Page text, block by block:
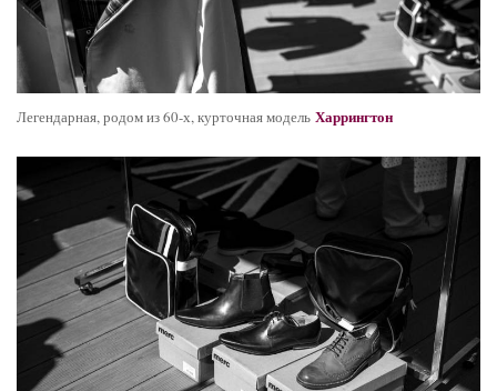
Легендарная, родом из 60-х, курточная модель Харрингтон